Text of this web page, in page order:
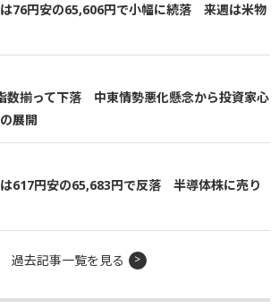
は76円安の65,606円で小幅に続落 来週は米物
数揃って下落 中東情勢悪化懸念から投資家心
展開
は617円安の65,683円で反落 半導体株に売り
過去記事一覧を見る